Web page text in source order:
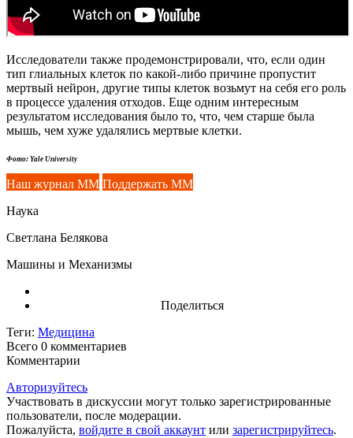
Исследователи также продемонстрировали, что, если один
тип глиальных клеток по какой-либо причине пропустит
мертвый нейрон, другие типы клеток возьмут на себя его роль
в процессе удаления отходов. Еще одним интересным
результатом исследования было то, что, чем старше была
мышь, чем хуже удалялись мертвые клетки.
Фото: Yale University
Наш журнал ММ Поддержать ММ
Наука
Светлана Белякова
Машины и Механизмы
Поделиться
Теги: Медицина
Всего 0 комментариев
Комментарии
Авторизуйтесь
Участвовать в дискуссии могут только зарегистрированные
пользователи, после модерации.
Пожалуйста, войдите в свой аккаунт или зарегистрируйтесь.